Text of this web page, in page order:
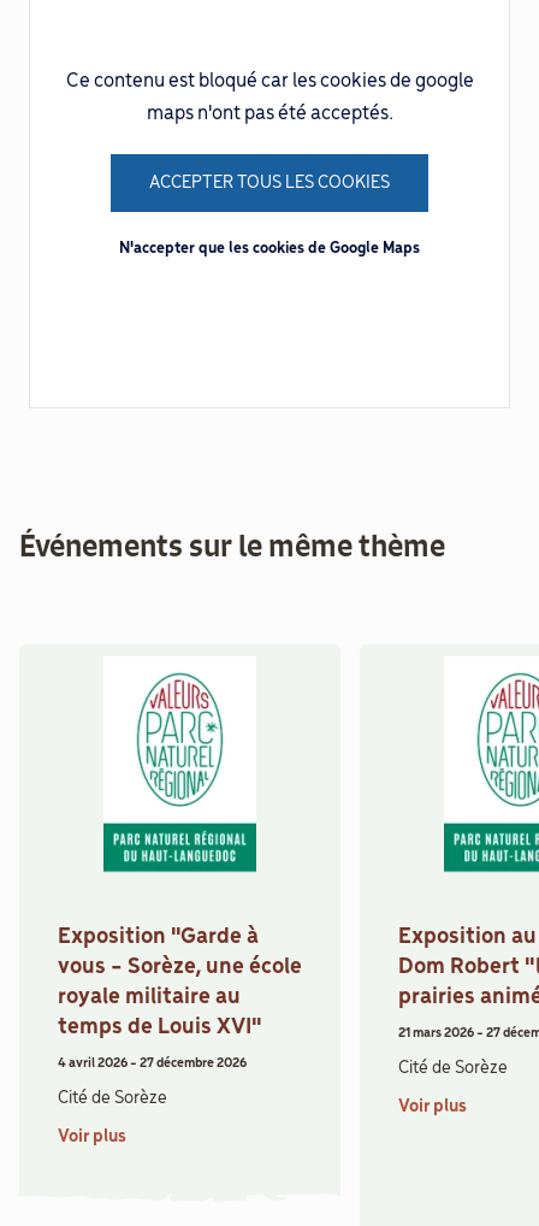
Ce contenu est bloqué car les cookies de google
maps n'ont pas été acceptés.
ACCEPTER TOUS LES COOKIES
N'accepter que les cookies de Google Maps
Événements sur le même thème
Exposition "Garde à
vous - Sorèze, une école
royale militaire au
temps de Louis XVI"
4 avril 2026- 27 décembre 2026
Cité de Sorèze
Voir plus
Exposition
Dom Robert
prairies
21 mars 2026- 27
Cité de Sorèze
Voir plus